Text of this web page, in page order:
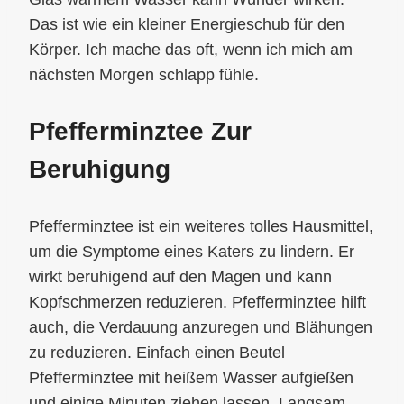
Das ist wie ein kleiner Energieschub für den
Körper. Ich mache das oft, wenn ich mich am
nächsten Morgen schlapp fühle.
Pfefferminztee Zur
Beruhigung
Pfefferminztee ist ein weiteres tolles Hausmittel,
um die Symptome eines Katers zu lindern. Er
wirkt beruhigend auf den Magen und kann
Kopfschmerzen reduzieren. Pfefferminztee hilft
auch, die Verdauung anzuregen und Blähungen
zu reduzieren. Einfach einen Beutel
Pfefferminztee mit heißem Wasser aufgießen